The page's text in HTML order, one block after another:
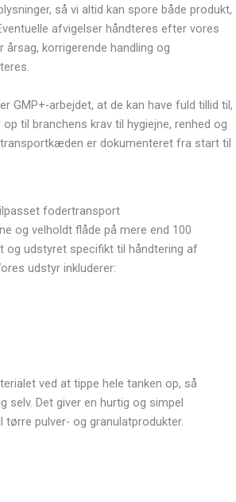
så vi altid kan spore både produkt,
afvigelser håndteres efter vores
årsag, korrigerende handling og
GMP+-arbejdet, at de kan have fuld tillid til,
til branchens krav til hygiejne, renhed og
er dokumenteret fra start til
fodertransport
og velholdt flåde på mere end 100
og udstyret specifikt til håndtering af
udstyr inkluderer:
ved at tippe hele tanken op, så
selv. Det giver en hurtig og simpel
pulver- og granulatprodukter.